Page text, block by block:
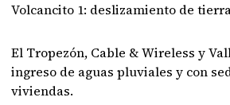
Volcancito 1: deslizamiento de
El Tropezón, Cable & Wireless y
ingreso de aguas pluviales y con
viviendas.